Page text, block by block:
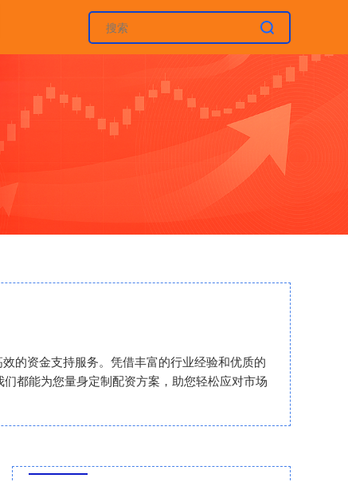
的资金支持服务。凭借丰富的行业经验和优质的
都能为您量身定制配资方案，助您轻松应对市场